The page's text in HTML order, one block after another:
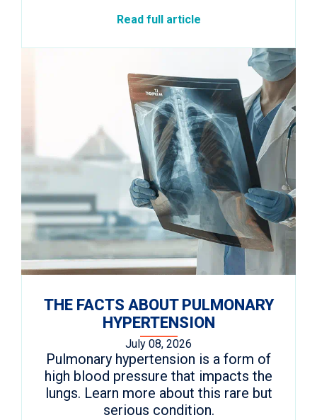
Read full article
THE FACTS ABOUT PULMONARY
HYPERTENSION
July 08, 2026
Pulmonary hypertension is a form of
high blood pressure that impacts the
lungs. Learn more about this rare but
serious condition.